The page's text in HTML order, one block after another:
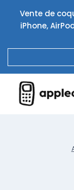
contenu
Vente de
iPhone,